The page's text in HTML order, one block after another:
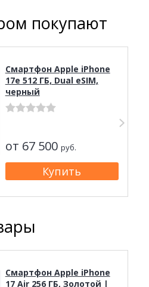
покупают
Смартфон Apple iPhone
17e 512 ГБ, Dual eSIM,
черный
от 67 500 руб.
Смартфон Apple iPhone
17 Air 256 ГБ, Золотой |